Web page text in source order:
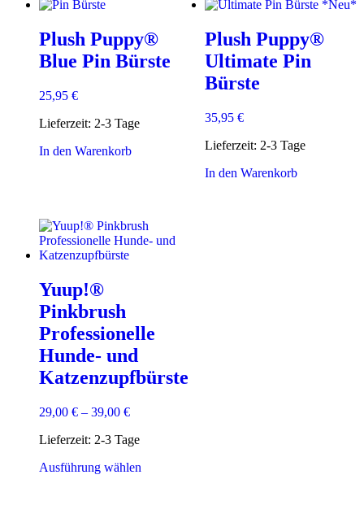
Plush Puppy®
Blue Pin Bürste
25,95 €
Lieferzeit: 2-3 Tage
In den Warenkorb
Plush Puppy®
Ultimate Pin
Bürste
35,95 €
Lieferzeit: 2-3 Tage
In den Warenkorb
Yuup!®
Pinkbrush
Professionelle
Hunde- und
Katzenzupfbürste
29,00 € – 39,00 €
Lieferzeit: 2-3 Tage
Ausführung wählen